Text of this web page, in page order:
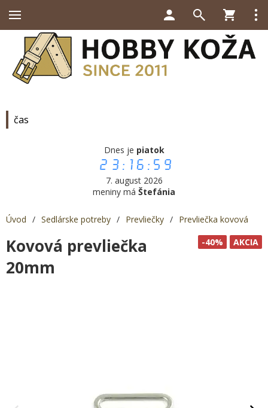
čas
Dnes je piatok
23:17:00
7. august 2026
meniny má Štefánia
Úvod / Sedlárske potreby / Prevliečky / Prevliečka kovová
AKCIA
-40%
Kovová prevliečka
20mm